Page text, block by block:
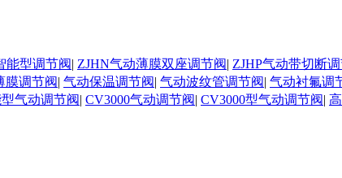
能型调节阀| ZJHN气动薄膜双座调节阀| ZJHP气动带切断
膜调节阀| 气动保温调节阀| 气动波纹管调节阀| 气动衬氟调
气动调节阀| CV3000气动调节阀| CV3000型气动调节阀|